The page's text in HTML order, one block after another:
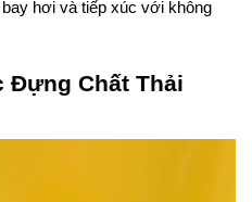
hơi và tiếp xúc với không
Đựng Chất Thải